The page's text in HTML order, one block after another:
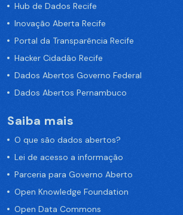
Hub de Dados Recife
Inovação Aberta Recife
Portal da Transparência Recife
Hacker Cidadão Recife
Dados Abertos Governo Federal
Dados Abertos Pernambuco
Saiba mais
O que são dados abertos?
Lei de acesso a informação
Parceria para Governo Aberto
Open Knowledge Foundation
Open Data Commons